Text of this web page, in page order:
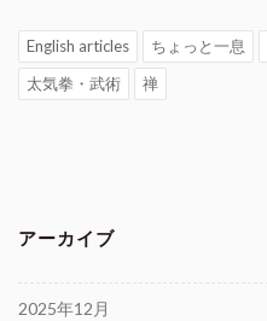
English articles ちょっと一息
太気拳・武術
禅
アーカイブ
2025年12月